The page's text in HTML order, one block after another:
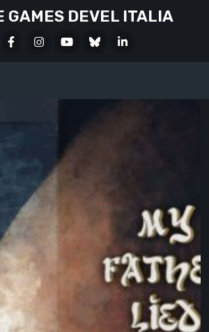
GAMES DEVEL ITALIA
FacebookInstagramYoutubeBlueskyLinkedIn